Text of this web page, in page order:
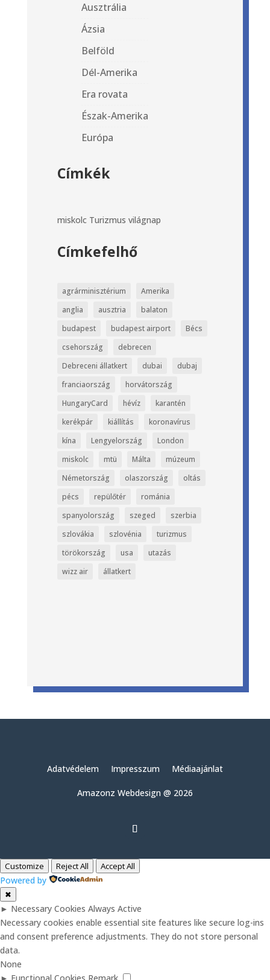
Ausztrália
Ázsia
Belföld
Dél-Amerika
Era rovata
Észak-Amerika
Európa
Címkék
miskolc Turizmus világnap
Címkefelhő
agrárminisztérium
Amerika
anglia
ausztria
balaton
budapest
budapest airport
Bécs
csehország
debrecen
Debreceni állatkert
dubai
dubaj
franciaország
horvátország
HungaryCard
hévíz
karantén
kerékpár
kiállítás
koronavírus
kína
Lengyelország
London
miskolc
mtü Málta
múzeum
Németország
olaszország
oltás
pécs
repülőtér
románia
spanyolország
szeged
szerbia
szlovákia
szlovénia
turizmus
törökország
usa
utazás
wizz air
állatkert
Adatvédelem Impresszum Médiaajánlat
Amazonz Webdesign @ 2026
Customize Reject All Accept All
Powered by
✖
► Necessary Cookies Always Active
Necessary cookies enable essential site features like secure log-ins
and consent preference adjustments. They do not store personal
data.
None